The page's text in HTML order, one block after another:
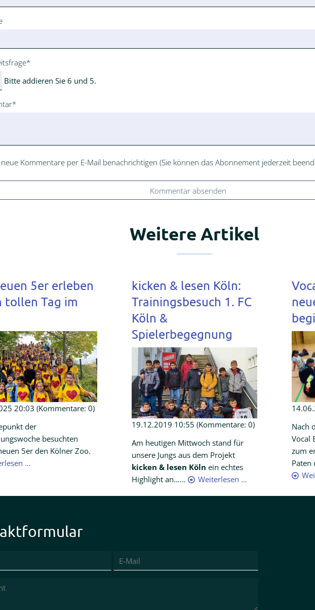
*
Bitte addieren Sie 6 und 5.
*
Kommentare per E-Mail benachrichtigen (Sie können das Abonnement jederzeit
Kommentar absenden
Weitere Artikel
5er erleben
tollen Tag im
20:03 (Kommentare: 0)
der
besuchten
5er den Kölner Zoo.
…
kicken & lesen Köln:
Trainingsbesuch 1. FC
Köln &
Spielerbegegnung
19.12.2019 10:55 (Kommentare: 0)
Am heutigen Mittwoch stand für
unsere Jungs aus dem Projekt
kicken & lesen Köln ein echtes
Highlight an......
Weiterlesen …
Nach
Vocal
zum
Paten